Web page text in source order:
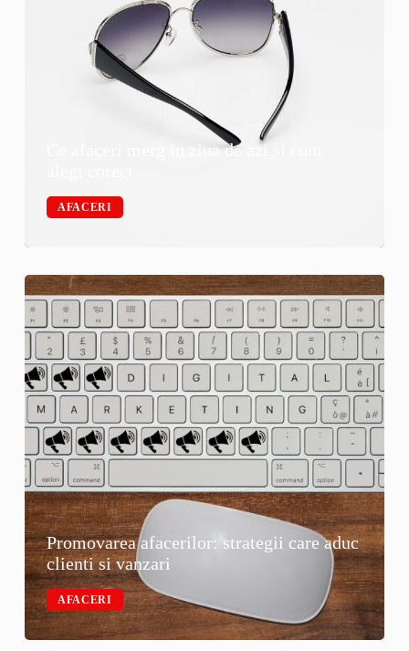
Ce afaceri merg in ziua de azi si cum
AFACERI
Promovarea afacerilor: strategii care aduc
clienti si vanzari
AFACERI